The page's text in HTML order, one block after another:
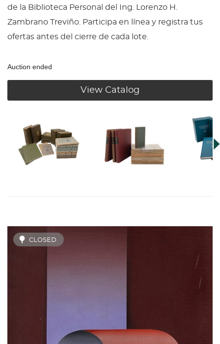
de la Biblioteca Personal del Ing. Lorenzo H.
Zambrano Treviño. Participa en línea y registra tus
ofertas antes del cierre de cada lote.
Auction ended
View Catalog
CLOSED